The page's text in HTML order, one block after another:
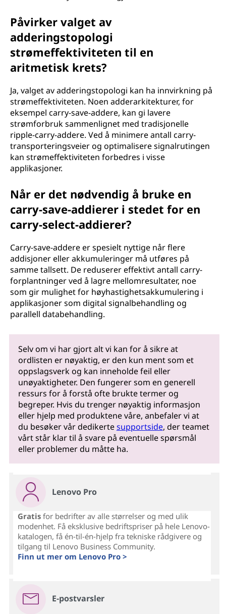
Påvirker valget av
adderingstopologi
strømeffektiviteten til en
aritmetisk krets?
Ja, valget av adderingstopologi kan ha innvirkning på
strømeffektiviteten. Noen adderarkitekturer, for
eksempel carry-save-addere, kan gi lavere
strømforbruk sammenlignet med tradisjonelle
ripple-carry-addere. Ved å minimere antall carry-
transporteringsveier og optimalisere signalrutingen
kan strømeffektiviteten forbedres i visse
applikasjoner.
Når er det nødvendig å bruke en
carry-save-addierer i stedet for en
carry-select-addierer?
Carry-save-addere er spesielt nyttige når flere
addisjoner eller akkumuleringer må utføres på
samme tallsett. De reduserer effektivt antall carry-
forplantninger ved å lagre mellomresultater, noe
som gir mulighet for høyhastighetsakkumulering i
applikasjoner som digital signalbehandling og
parallell databehandling.
Selv om vi har gjort alt vi kan for å sikre at
ordlisten er nøyaktig, er den kun ment som et
oppslagsverk og kan inneholde feil eller
unøyaktigheter. Den fungerer som en generell
ressurs for å forstå ofte brukte termer og
begreper. Hvis du trenger nøyaktig informasjon
eller hjelp med produktene våre, anbefaler vi at
du besøker vår dedikertesupportside, der teamet
vårt står klar til å svare på eventuelle spørsmål
eller problemer du måtte ha.
Lenovo Pro
Gratisfor bedrifter av alle størrelser og med ulik
modenhet. Få eksklusive bedriftspriser på hele Lenovo-
katalogen, få én-til-én-hjelp fra tekniske rådgivere og
tilgang til Lenovo Business Community.
Finn ut mer om Lenovo Pro >
E-postvarsler